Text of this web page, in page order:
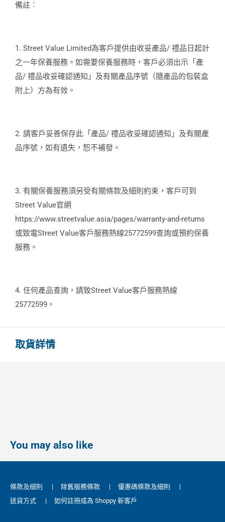
備註︰
1. Street Value Limited為客戶提供由收妥產品/ 禮品日起計
之一年保養服務。如需要保養服務時，客戶必須出示「產
品/ 禮品收妥確認通知」及有關產品序號（隨產品的包裝盒
附上）方為有效。
2. 請客戶妥善保存此「產品/ 禮品收妥確認通知」及有關產
品序號，如有遺失，恕不補發。
3. 有關保養服務須另受有關條款及細則約束，客戶可到
Street Value官網
https://www.streetvalue.asia/pages/warranty-and-returns
或致電Street Value客戶服務熱線25772599查詢或預約保養
服務。
4. 任何產品查詢，請致Street Value客戶服務熱線
25772599。
取貨詳情
You may also like
條款及細則 | 除舊服務條款 | 優惠碼條款及細則
|
送貨方式
| 如何註冊成為 Shoppy 新客戶